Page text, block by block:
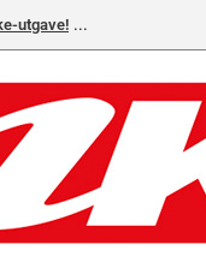
utgave!